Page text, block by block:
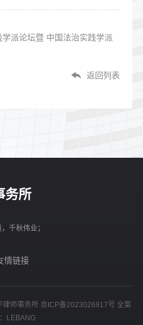
派论坛暨 中国法治实践学派
返回列表
务所
千秋伟业；
情链接
律师事务所 京ICP备2023026917号 全案
LEBANG